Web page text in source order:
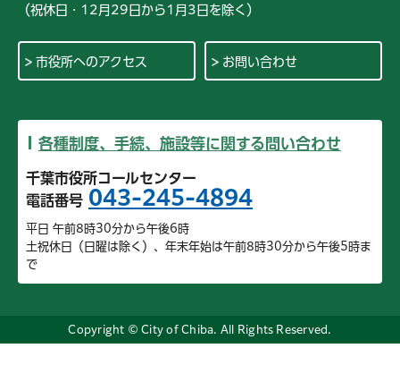
（祝休日・12月29日から1月3日を除く）
市役所へのアクセス お問い合わせ
各種制度、手続、施設等に関する問い合わせ
千葉市役所コールセンター
電話番号 043-245-4894
平日 午前8時30分から午後6時
土祝休日（日曜は除く）、年末年始は午前8時30分から午後5時ま
で
Copyright © City of Chiba. All Rights Reserved.